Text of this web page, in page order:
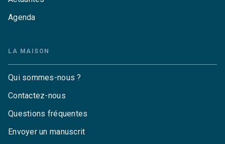
Agenda
LA MAISON
Qui sommes-nous ?
Contactez-nous
Questions fréquentes
Envoyer un manuscrit